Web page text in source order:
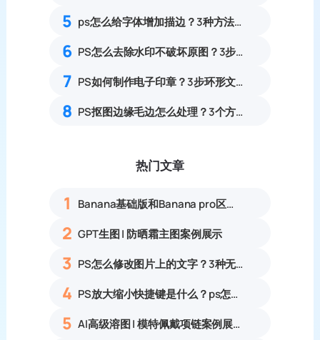
5 ps怎么给字体增加描边？3种方法详细教程
6 PS怎么去除水印不破坏原图？3步多种场景去水印完整操作指南
7 PS如何制作电子印章？3步环形文字印章设计完整步骤
8 PS抠图边缘毛边怎么处理？3个方法快速修复锯齿灰边
热门文章
1 Banana基础版和Banana pro区别对比丨具体案例应用+使用教程
2 GPT生图 | 防晒霜主图案例展示
3 PS怎么修改图片上的文字？3种无痕改字方法，新手也能搞定
4 PS放大缩小快捷键是什么？ps怎么把图片拉大拉小？
5 AI高级溶图 | 模特佩戴项链案例展示